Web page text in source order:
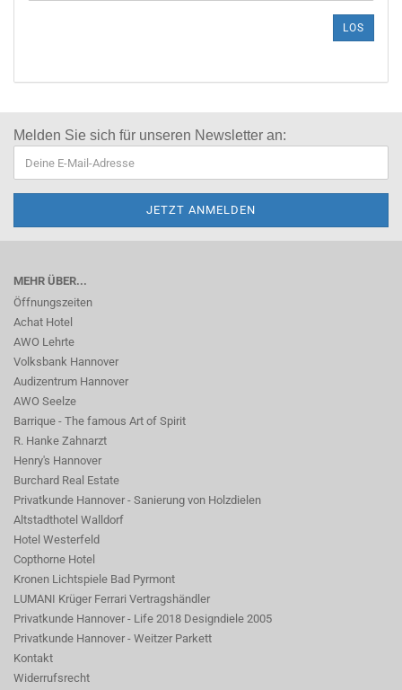
LOS
Melden Sie sich für unseren Newsletter an:
MEHR ÜBER...
Öffnungszeiten
Achat Hotel
AWO Lehrte
Volksbank Hannover
Audizentrum Hannover
AWO Seelze
Barrique - The famous Art of Spirit
R. Hanke Zahnarzt
Henry's Hannover
Burchard Real Estate
Privatkunde Hannover - Sanierung von Holzdielen
Altstadthotel Walldorf
Hotel Westerfeld
Copthorne Hotel
Kronen Lichtspiele Bad Pyrmont
LUMANI Krüger Ferrari Vertragshändler
Privatkunde Hannover - Life 2018 Designdiele 2005
Privatkunde Hannover - Weitzer Parkett
Kontakt
Widerrufsrecht